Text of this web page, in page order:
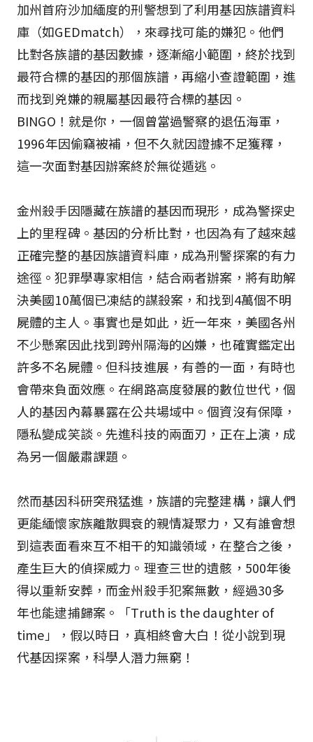
加州首府沙加緬度的刑警想到了利用基因族譜資料
庫（如GEDmatch），來尋找可能的嫌犯。他們
比對各族譜的基因數據，逐漸縮小範圍，終於找到
最符合標的基因的那個族譜，再縮小查證範圍，進
而找到兇嫌的親屬基因最符合標的基因。
BINGO！就是你，一個曾當過警察的退伍海軍，
1996年因偷竊被補，但不久就因證據不足獲釋，
這一次面對基因辦案終於無從遁逃。
金州殺手因隱藏在族譜的基因而現形，成為警探史
上的里程碑。基因的分析比對，也因為有了越來越
正確完整的基因族譜資料庫，成為刑警探案的有力
途徑。犯罪學專家相信，結合兩者辦案，將有助解
決美國10萬個已凍結的謀殺案，和找到4萬個不明
屍體的主人。事實也是如此，近一年來，美國各州
不少懸案因此找到跨州隔海的凶嫌，也確實鑑定出
許多不名屍體。但科技進展，有善的一面，有時也
會帶來負面效應。在網路高度發展的數位世代，個
人的基因內幕暴露在公共場域中。個資沒有保障，
隱私變成笑談。先進科技的兩面刃，正在上演，成
為另一個嚴肅課題。
然而基因科研突飛猛進，族譜的完整建構，讓人們
更能緬懷家族離散興衰的親情凝聚力，又有誰會想
到這表面看來互不相干的知識領域，在整合之後，
產生巨大的偵探威力。理查三世的遺骸，500年後
得以重新安葬，而金州殺手犯案無數，經過30多
年也能逮捕歸案。「Truth is the daughter of
time」，假以時日，真相終會大白！從小說到現
代基因探案，科學人潛力無窮！